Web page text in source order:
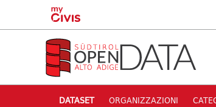
Skip to main content
DATASET ORGANIZZAZIONI